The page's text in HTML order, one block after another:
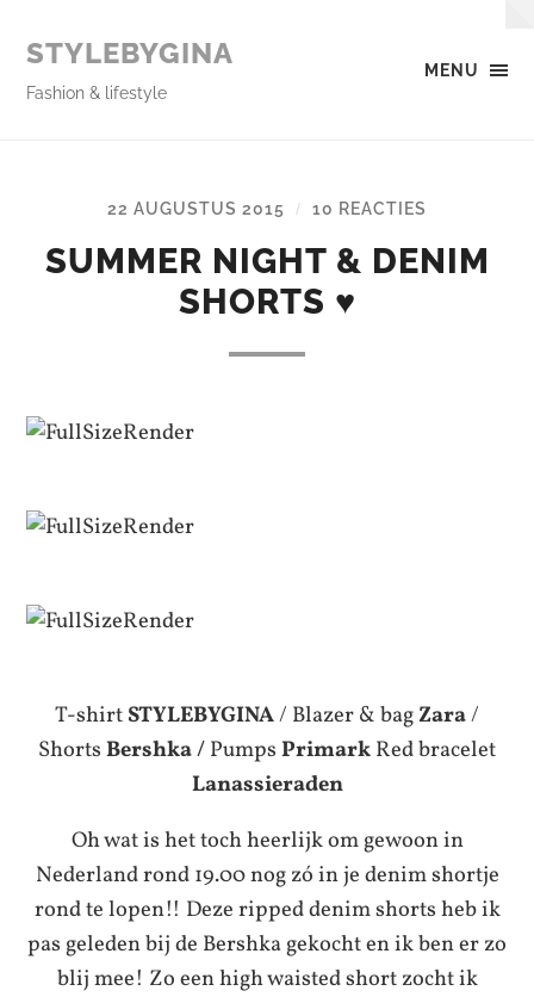
MENU
STYLEBYGINA
Fashion & lifestyle
22 AUGUSTUS 2015 / 10 REACTIES
SUMMER NIGHT & DENIM
SHORTS ♥
T-shirtSTYLEBYGINA/ Blazer & bagZara/
ShortsBershka /PumpsPrimarkRed bracelet
Lanassieraden
Oh wat is het toch heerlijk om gewoon in
Nederland rond 19.00 nog zó in je denim shortje
rond te lopen!! Deze ripped denim shorts heb ik
pas geleden bij de Bershka gekocht en ik ben er zo
blij mee! Zo een high waisted short zocht ik